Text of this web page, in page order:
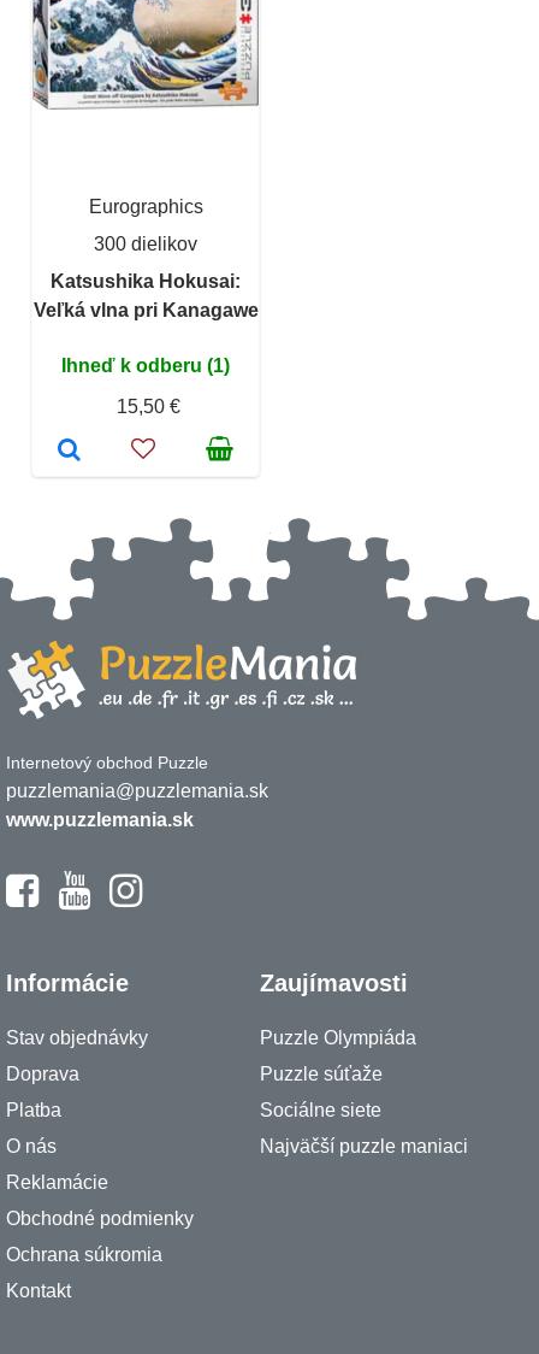
Eurographics
300 dielikov
Katsushika Hokusai:
Veľká vlna pri Kanagawe
Ihneď k odberu (1)
15,50 €
Internetový obchod Puzzle
puzzlemania@puzzlemania.sk
www.puzzlemania.sk
Informácie
Stav objednávky
Doprava
Platba
O nás
Reklamácie
Obchodné podmienky
Ochrana súkromia
Kontakt
Zaujímavosti
Puzzle Olympiáda
Puzzle súťaže
Sociálne siete
Najväčší puzzle maniaci